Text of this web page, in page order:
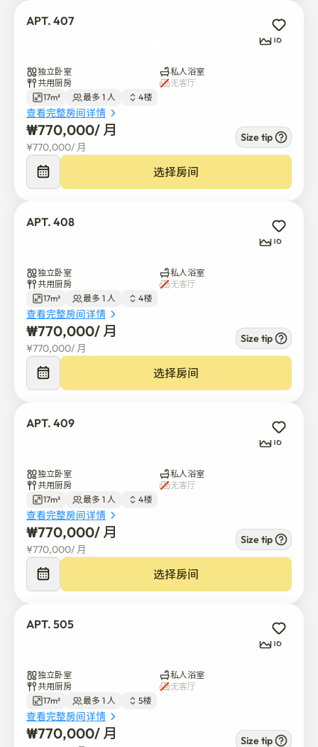
APT. 407
16
独立卧室
私人浴室
共用厨房
无客厅
17m²
最多 1 人 4楼
查看完整房间详情
₩770,000/ 月
¥770,000/ 月
Size tip
选择房间
APT. 408
16
独立卧室
私人浴室
共用厨房
无客厅
17m²
最多 1 人 4楼
查看完整房间详情
₩770,000/ 月
¥770,000/ 月
Size tip
选择房间
APT. 409
16
独立卧室
私人浴室
共用厨房
无客厅
17m²
最多 1 人 4楼
查看完整房间详情
₩770,000/ 月
¥770,000/ 月
Size tip
选择房间
APT. 505
16
独立卧室
私人浴室
共用厨房
无客厅
17m²
最多 1 人 5楼
查看完整房间详情
₩770,000/ 月 Size tip